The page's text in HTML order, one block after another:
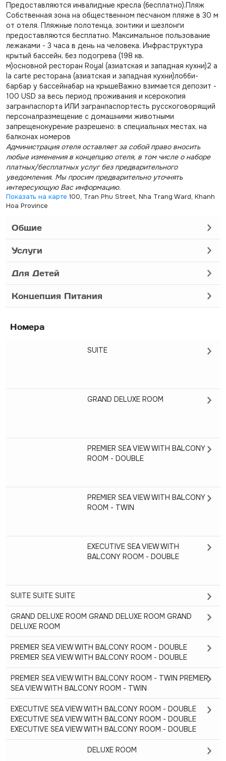
Предоставляются инвалидные кресла (бесплатно).Пляж
Собственная зона на общественном песчаном пляже в 30 м
от отеля. Пляжные полотенца, зонтики и шезлонги
предоставляются бесплатно. Максимальное пользование
лежаками - 3 часа в день на человека. Инфраструктура
крытый бассейн, без подогрева (198 кв.
м)основной ресторан Royal (азиатская и западная кухни)2 a
la carte ресторана (азиатская и западная кухни)лобби-
барбар у бассейнабар на крышеВажно взимается депозит -
100 USD за весь период проживания и ксерокопия
загранпаспорта ИЛИ загранпаспортесть русскоговорящий
персоналразмещение с домашними животными
запрещенокурение разрешено: в специальных местах, на
балконах номеров
Администрация отеля оставляет за собой право вносить
любые изменения в концепцию отеля, в том числе о наборе
платных/бесплатных услуг без предварительного
уведомления. Мы просим предварительно уточнять
интересующую Вас информацию.
Показать на карте 100, Tran Phu Street, Nha Trang Ward, Khanh
Hoa Province
Общие
Услуги
Для Детей
Концепция Питания
Номера
SUITE
GRAND DELUXE ROOM
PREMIER SEA VIEW WITH BALCONY
ROOM - DOUBLE
PREMIER SEA VIEW WITH BALCONY
ROOM - TWIN
EXECUTIVE SEA VIEW WITH
BALCONY ROOM - DOUBLE
SUITE SUITE SUITE
GRAND DELUXE ROOM GRAND DELUXE ROOM GRAND
DELUXE ROOM
PREMIER SEA VIEW WITH BALCONY ROOM - DOUBLE
PREMIER SEA VIEW WITH BALCONY ROOM - DOUBLE
PREMIER SEA VIEW WITH BALCONY ROOM - TWIN PREMIER
SEA VIEW WITH BALCONY ROOM - TWIN
EXECUTIVE SEA VIEW WITH BALCONY ROOM - DOUBLE
EXECUTIVE SEA VIEW WITH BALCONY ROOM - DOUBLE
EXECUTIVE SEA VIEW WITH BALCONY ROOM - DOUBLE
DELUXE ROOM